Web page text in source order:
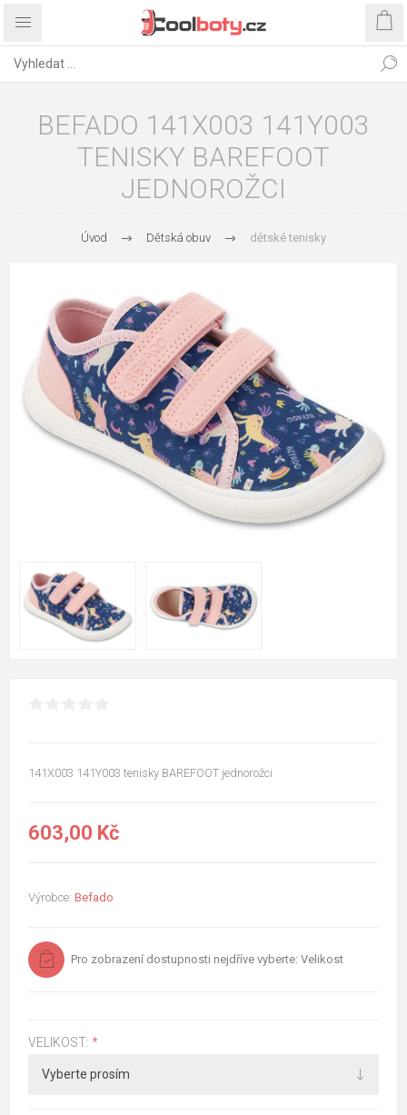
BEFADO 141X003 141Y003
TENISKY BAREFOOT
JEDNOROŽCI
Úvod Dětská obuv dětské tenisky
141X003 141Y003 tenisky BAREFOOT jednorožci
603,00 Kč
Výrobce: Befado
Pro zobrazení dostupnosti nejdříve vyberte: Velikost
VELIKOST: *